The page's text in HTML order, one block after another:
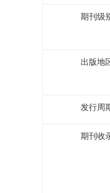
期刊级
出版地
发行周
期刊收